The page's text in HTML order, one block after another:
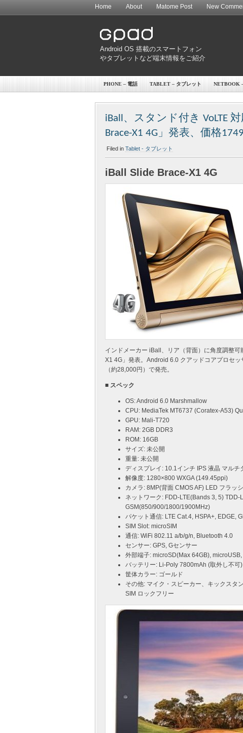
Home About Matome Post New
Android OS 搭載のスマートフォン
やタブレットなど端末情報をご紹介
PHONE – 電話 TABLET – タブレット NETBOOK
iBall、スタンド付き VoLTE
Brace-X1 4G」発表、価格
Filed in Tablet - タブレット
iBall Slide Brace-X1 4G
インドメーカー iBall、リア（背面）に角度調整
X1 4G」発表。Android 6.0 クアッドコアプロセ
（約28,000円）で発売。
■ スペック
OS: Android 6.0 Marshmallow
CPU: MediaTek MT6737 (Coratex-A53)
GPU: Mali-T720
RAM: 2GB DDR3
ROM: 16GB
サイズ: 未公開
重量: 未公開
ディスプレイ: 10.1インチ IPS 液晶 マルチ
解像度: 1280×800 WXGA (149.45ppi)
カメラ: 8MP(背面 CMOS AF) LED フラッ
ネットワーク: FDD-LTE(Bands 3, 5)
GSM(850/900/1800/1900MHz)
パケット通信: LTE Cat.4, HSPA+, EDGE,
SIM Slot: microSIM
通信: WiFi 802.11 a/b/g/n, Bluetooth 4.0
センサー: GPS, Gセンサー
外部端子: microSD(Max 64GB),
バッテリー: Li-Poly 7800mAh (取外し不可)
筐体カラー: ゴールド
その他: マイク・スピーカー、キックスタ
SIM ロックフリー